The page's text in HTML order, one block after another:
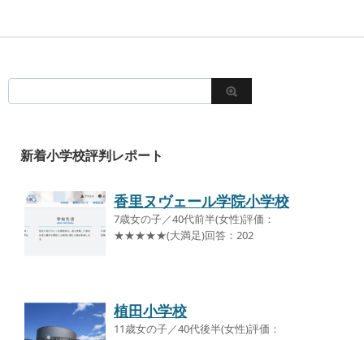
新着小学校評判レポート
香里ヌヴェール学院小学校
7歳女の子／40代前半(女性)評価：
★★★★★(大満足)回答：202
植田小学校
11歳女の子／40代後半(女性)評価：